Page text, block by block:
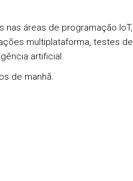
áreas de programação IoT,
multiplataforma, testes de
artificial.
de manhã.